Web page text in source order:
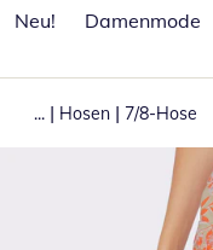
Neu!
Damenmode
... | Hosen | 7/8-Hose